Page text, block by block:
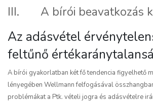
III. A bírói beavatkozás
Az adásvétel
feltűnő
A bírói gyakorlatban két fő tendencia figyelhető
lényegében Wellmann felfogásával
problémákat a Ptk. vételi jogra és adásvételre